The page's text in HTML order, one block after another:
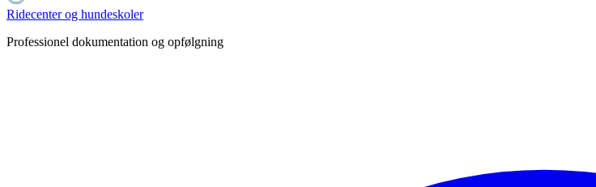
Ridecenter og hundeskoler
Professionel dokumentation og opfølgning